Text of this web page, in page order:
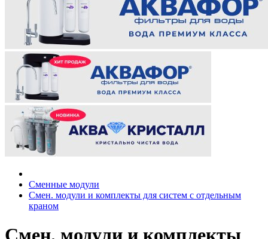
Сменные модули
Смен. модули и комплекты для систем с отдельным
краном